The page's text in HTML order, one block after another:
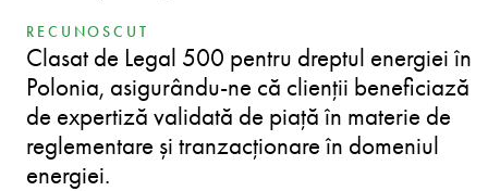
RECUNOSCUT
Clasat de Legal 500 pentru dreptul energiei în
Polonia, asigurându-ne că clienții beneficiază
de expertiză validată de piață în materie de
reglementare și tranzacționare în domeniul
energiei.